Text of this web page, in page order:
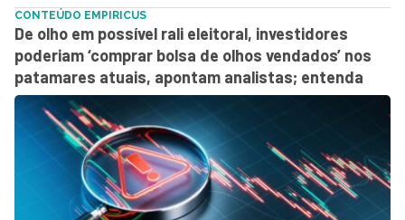
CONTEÚDO EMPIRICUS
De olho em possível rali eleitoral, investidores
poderiam ‘comprar bolsa de olhos vendados’ nos
patamares atuais, apontam analistas; entenda